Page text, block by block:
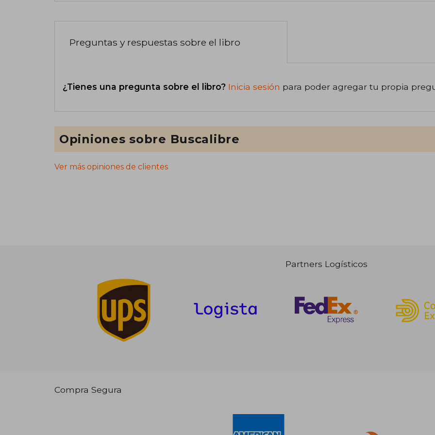
Preguntas y respuestas sobre el libro
¿Tienes una pregunta sobre el libro? Inicia sesión para poder agregar tu propia
Opiniones sobre Buscalibre
Ver más opiniones de clientes
Partners Logísticos
Compra Segura